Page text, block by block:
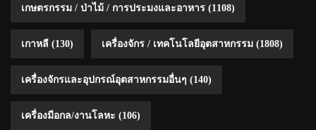
เกษตรกรรม / ป่าไม้ / การประมงและอาหาร (1108)
เกาหลี (130) เครื่องจักร / เทคโนโลยีอุตสาหกรรม (1808)
เครื่องจักรและอุปกรณ์อุตสาหกรรมอื่นๆ (140)
เครื่องมือกล/งานโลหะ (106)